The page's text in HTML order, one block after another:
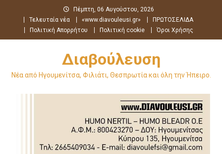
περιεχόμενο
Πέμπτη, 06 Αυγούστου, 2026
Τελευταία νέα
«www.diavouleusi.gr»
ΠΡΩΤΟΣΕΛΙΔΑ
Πολιτική Απορρήτου
Πολιτική cookie Όροι Χρήσης
Διαβούλευση
Νέα από Ηγουμενίτσα, Φιλιάτι, Θεσπρωτία και όλη την Ήπειρο.